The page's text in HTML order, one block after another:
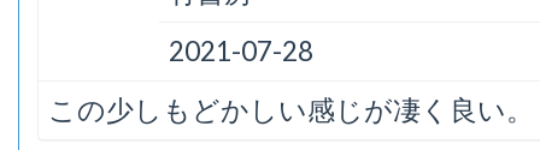
2021-07-28
この少しもどかしい感じが凄く良い